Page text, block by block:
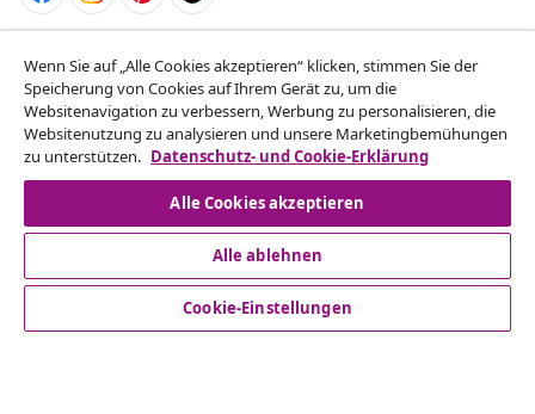
Vom Vertrag zurücktreten
Reiche einen Widerrufsantrag für deine Bestellung
ein.
Vom Vertrag zurücktreten
Kundenservice
Wenn Sie auf „Alle Cookies akzeptieren“ klicken, stimmen Sie der
Speicherung von Cookies auf Ihrem Gerät zu, um die
Websitenavigation zu verbessern, Werbung zu personalisieren, die
Websitenutzung zu analysieren und unsere Marketingbemühungen
zu unterstützen. Datenschutz- und Cookie-Erklärung
Alle Cookies akzeptieren
Alle ablehnen
Cookie-Einstellungen